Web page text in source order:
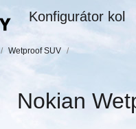
Konfigurátor kol
/ Wetproof SUV /
Nokian